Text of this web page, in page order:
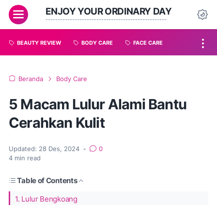
ENJOY YOUR ORDINARY DAY
--------------------------------------------------
BEAUTY REVIEW BODY CARE FACE CARE
Beranda Body Care
5 Macam Lulur Alami Bantu
Cerahkan Kulit
Updated: 28 Des, 2024 •
0
4 min read
Table of Contents
1. Lulur Bengkoang